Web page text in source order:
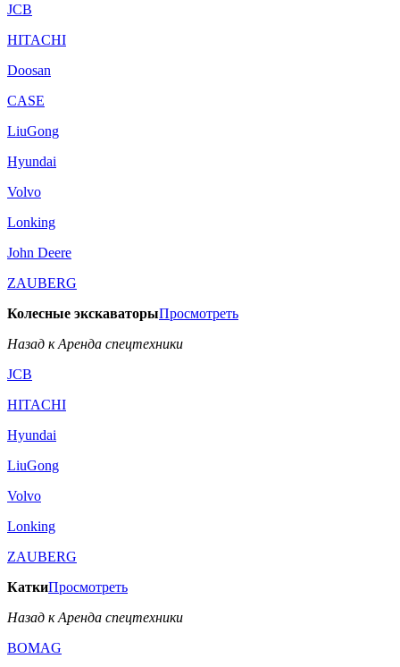
JCB
HITACHI
Doosan
CASE
LiuGong
Hyundai
Volvo
Lonking
John Deere
ZAUBERG
Колесные экскаваторыПросмотреть
Назад к Аренда спецтехники
JCB
HITACHI
Hyundai
LiuGong
Volvo
Lonking
ZAUBERG
КаткиПросмотреть
Назад к Аренда спецтехники
BOMAG